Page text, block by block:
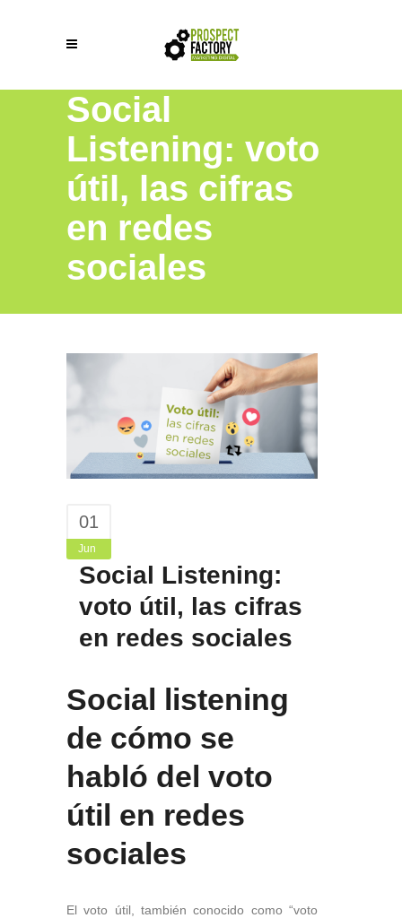
Social
Listening: voto
útil, las cifras
en redes
sociales
01
Jun
Social Listening:
voto útil, las cifras
en redes sociales
Social listening
de cómo se
habló del voto
útil en redes
sociales
El voto útil, también conocido como “voto